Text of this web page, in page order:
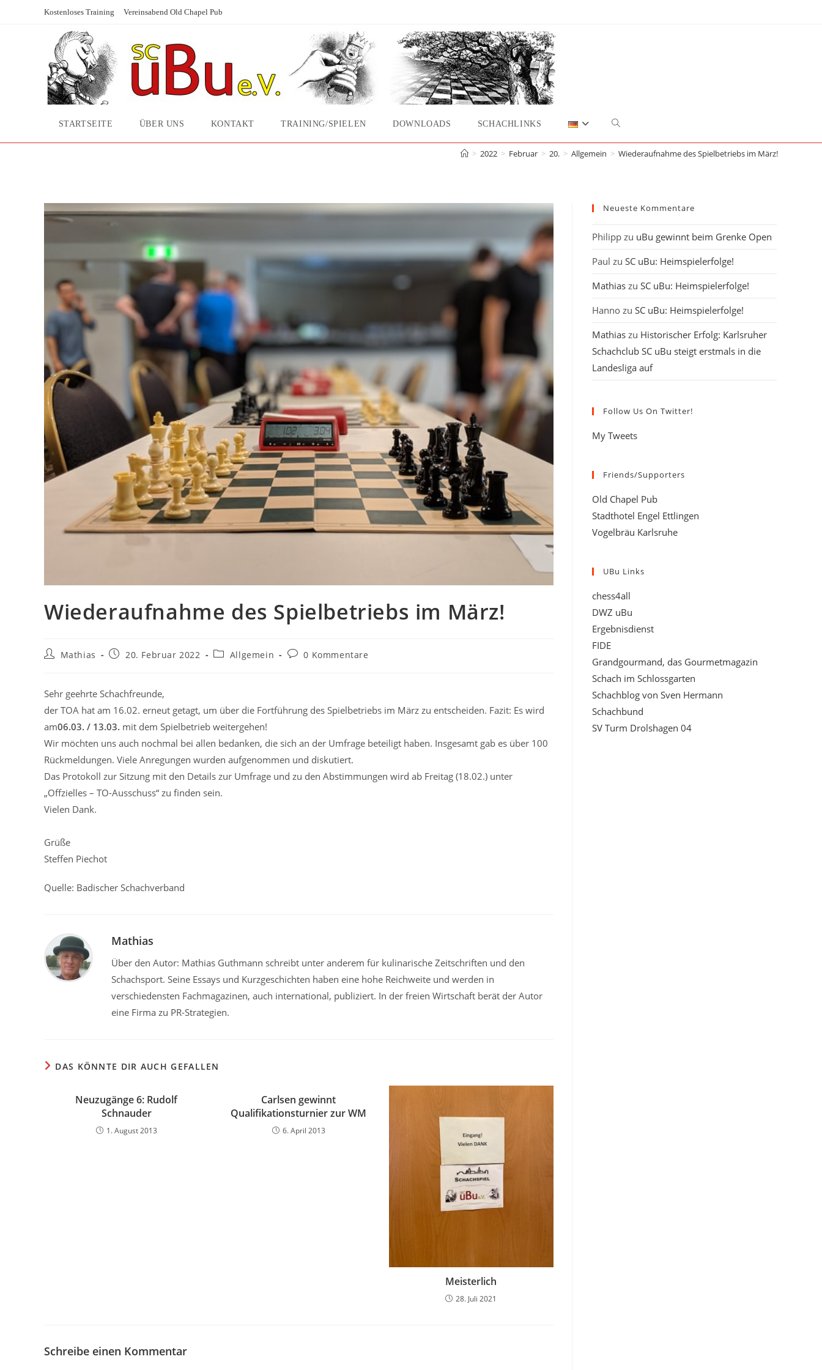
Kostenloses Training Vereinsabend Old Chapel Pub
STARTSEITE ÜBER UNS KONTAKT TRAINING/SPIELEN DOWNLOADS SCHACHLINKS Website-
Suche
> 2022 > Februar > 20. > Allgemein > Wiederaufnahme des Spielbetriebs im März!
Wiederaufnahme des Spielbetriebs im März!
Beitrags-
Mathias
Beitrag20. Februar 2022
Beitrags-
Allgemein
Beitrags-
0 Kommentare
Sehr geehrte Schachfreunde,
der TOA hat am 16.02. erneut getagt, um über die Fortführung des Spielbetriebs im März zu entscheiden. Fazit: Es wird
am06.03. / 13.03. mit dem Spielbetrieb weitergehen!
Wir möchten uns auch nochmal bei allen bedanken, die sich an der Umfrage beteiligt haben. Insgesamt gab es über 100
Rückmeldungen. Viele Anregungen wurden aufgenommen und diskutiert.
Das Protokoll zur Sitzung mit den Details zur Umfrage und zu den Abstimmungen wird ab Freitag (18.02.) unter
„Offzielles – TO-Ausschuss“ zu finden sein.
Vielen Dank.
Grüße
Steffen Piechot
Quelle: Badischer Schachverband
Mathias
Über den Autor: Mathias Guthmann schreibt unter anderem für kulinarische Zeitschriften und den
Schachsport. Seine Essays und Kurzgeschichten haben eine hohe Reichweite und werden in
verschiedensten Fachmagazinen, auch international, publiziert. In der freien Wirtschaft berät der Autor
eine Firma zu PR-Strategien.
DAS KÖNNTE DIR AUCH GEFALLEN
Neuzugänge 6: Rudolf
Schnauder
1. August 2013
Carlsen gewinnt
Qualifikationsturnier zur WM
6. April 2013
Meisterlich
28. Juli 2021
Schreibe einen Kommentar
Neueste Kommentare
Philipp zu uBu gewinnt beim Grenke Open
Paul zu SC uBu: Heimspielerfolge!
Mathias zu SC uBu: Heimspielerfolge!
Hanno zu SC uBu: Heimspielerfolge!
Mathias zu Historischer Erfolg: Karlsruher
Schachclub SC uBu steigt erstmals in die
Landesliga auf
Follow Us On Twitter!
My Tweets
Friends/Supporters
Old Chapel Pub
Stadthotel Engel Ettlingen
Vogelbräu Karlsruhe
UBu Links
chess4all
DWZ uBu
Ergebnisdienst
FIDE
Grandgourmand, das Gourmetmagazin
Schach im Schlossgarten
Schachblog von Sven Hermann
Schachbund
SV Turm Drolshagen 04